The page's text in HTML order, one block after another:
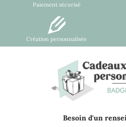
Paiement sécurisé
Création personnalisée
Besoin d'un